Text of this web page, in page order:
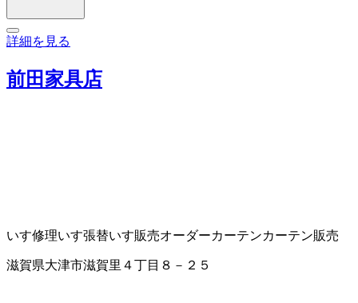
詳細を見る
前田家具店
いす修理いす張替いす販売オーダーカーテンカーテン販売
滋賀県大津市滋賀里４丁目８－２５